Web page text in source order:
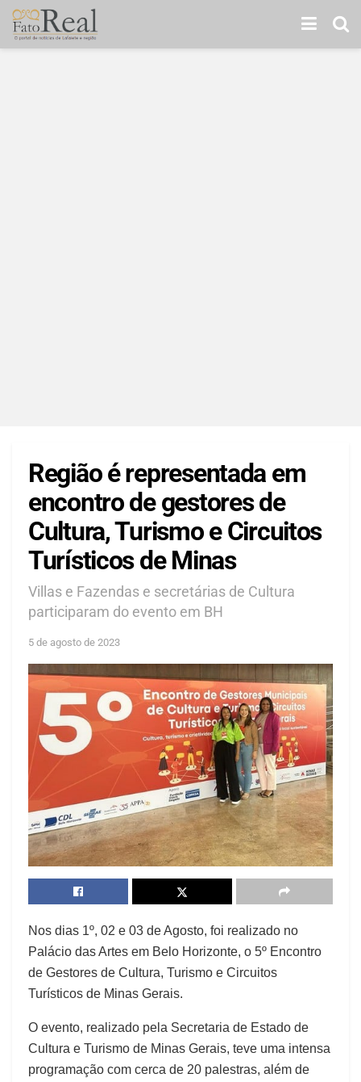
Região é representada em
encontro de gestores de
Cultura, Turismo e Circuitos
Turísticos de Minas
Villas e Fazendas e secretárias de Cultura
participaram do evento em BH
5 de agosto de 2023
Nos dias 1º, 02 e 03 de Agosto, foi realizado no
Palácio das Artes em Belo Horizonte, o 5º Encontro
de Gestores de Cultura, Turismo e Circuitos
Turísticos de Minas Gerais.
O evento, realizado pela Secretaria de Estado de
Cultura e Turismo de Minas Gerais, teve uma intensa
programação com cerca de 20 palestras, além de